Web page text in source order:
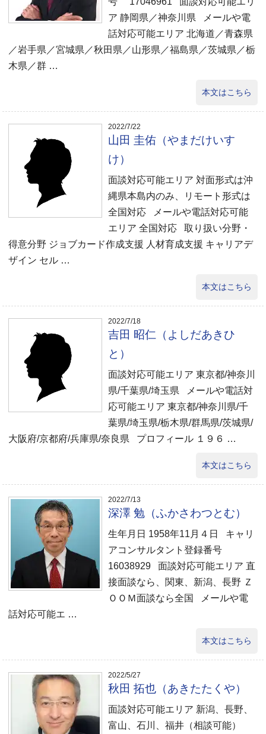
ア 静岡県／神奈川県 メールや電
話対応可能エリア 北海道／青森県
／岩手県／宮城県／秋田県／山形県／福島県／茨城県／栃
木県／群 …
本文はこちら
2022/7/22
山田 圭佑（やまだけいす
け）
面談対応可能エリア 対面形式は沖
縄県本島内のみ、リモート形式は
全国対応 メールや電話対応可能
エリア 全国対応 取り扱い分野・
得意分野 ジョブカード作成支援 人材育成支援 キャリアデ
ザイン セル …
本文はこちら
2022/7/18
吉田 昭仁（よしだあきひ
と）
面談対応可能エリア 東京都/神奈川
県/千葉県/埼玉県 メールや電話対
応可能エリア 東京都/神奈川県/千
葉県/埼玉県/栃木県/群馬県/茨城県/
大阪府/京都府/兵庫県/奈良県 プロフィール １９６ …
本文はこちら
2022/7/13
深澤 勉（ふかさわつとむ）
生年月日 1958年11月４日 キャリ
アコンサルタント登録番号
16038929 面談対応可能エリア 直
接面談なら、関東、新潟、長野 Ｚ
ＯＯＭ面談なら全国 メールや電
話対応可能エ …
本文はこちら
2022/5/27
秋田 拓也（あきたたくや）
面談対応可能エリア 新潟、長野、
富山、石川、福井（相談可能）